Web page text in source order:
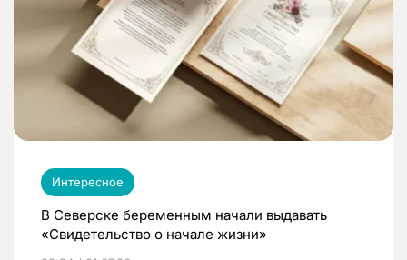
Интересное
В Северске беременным начали выдавать
«Свидетельство о начале жизни»